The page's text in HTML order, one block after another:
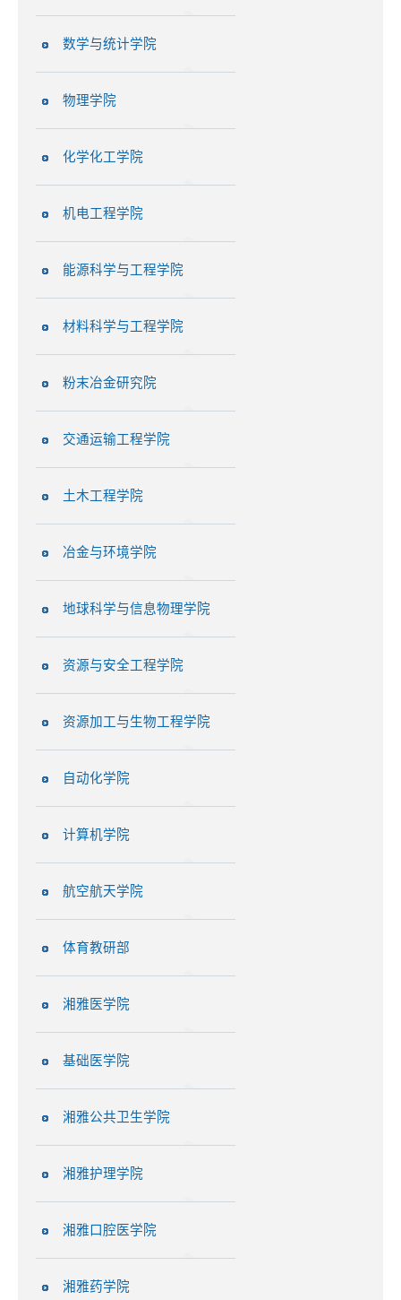
数学与统计学院
物理学院
化学化工学院
机电工程学院
能源科学与工程学院
材料科学与工程学院
粉末冶金研究院
交通运输工程学院
土木工程学院
冶金与环境学院
地球科学与信息物理学院
资源与安全工程学院
资源加工与生物工程学院
自动化学院
计算机学院
航空航天学院
体育教研部
湘雅医学院
基础医学院
湘雅公共卫生学院
湘雅护理学院
湘雅口腔医学院
湘雅药学院